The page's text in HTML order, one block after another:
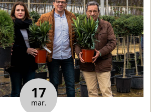
17
mar.